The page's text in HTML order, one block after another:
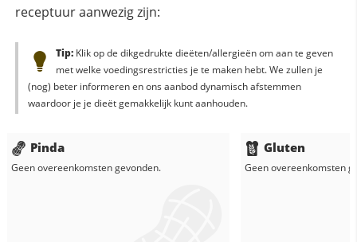
receptuur aanwezig zijn:
Tip:Klik op de dikgedrukte dieëten/allergieën om aan te geven
met welke voedingsrestricties je te maken hebt. We zullen je
(nog) beter informeren en ons aanbod dynamisch afstemmen
waardoor je je dieët gemakkelijk kunt aanhouden.
Pinda
Geen overeenkomsten gevonden.
Gluten
Geen overeenkomsten